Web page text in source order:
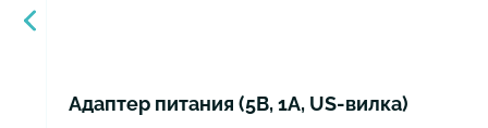
Адаптер питания (5В, 1А, US-вилка)